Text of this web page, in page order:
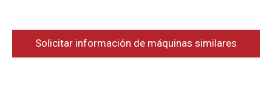
Solicitar información de máquinas similares